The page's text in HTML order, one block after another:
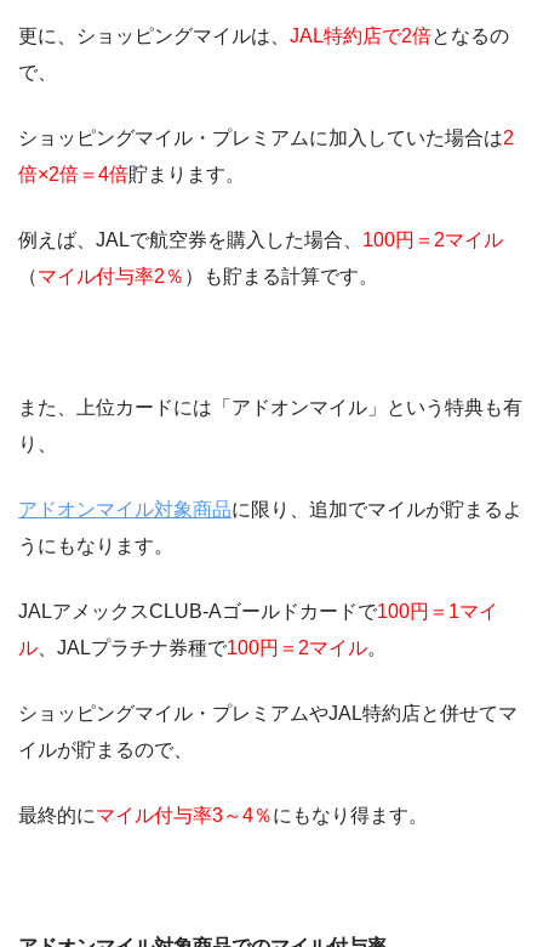
更に、ショッピングマイルは、 JAL特約店で2倍となるの
で、
ショッピングマイル・プレミアムに加入していた場合は2
倍×2倍＝4倍貯まります。
例えば、JALで航空券を購入した場合、 100円＝2マイル
（マイル付与率2％ ）も貯まる計算です。
また、上位カードには「アドオンマイル」という特典も有
り、
アドオンマイル対象商品に限り、追加でマイルが貯まるよ
うにもなります。
JALアメックスCLUB-Aゴールドカードで100円＝1マイ
ル 、JALプラチナ券種で100円＝2マイル。
ショッピングマイル・プレミアムやJAL特約店と併せてマ
イルが貯まるので、
最終的にマイル付与率3～4％にもなり得ます。